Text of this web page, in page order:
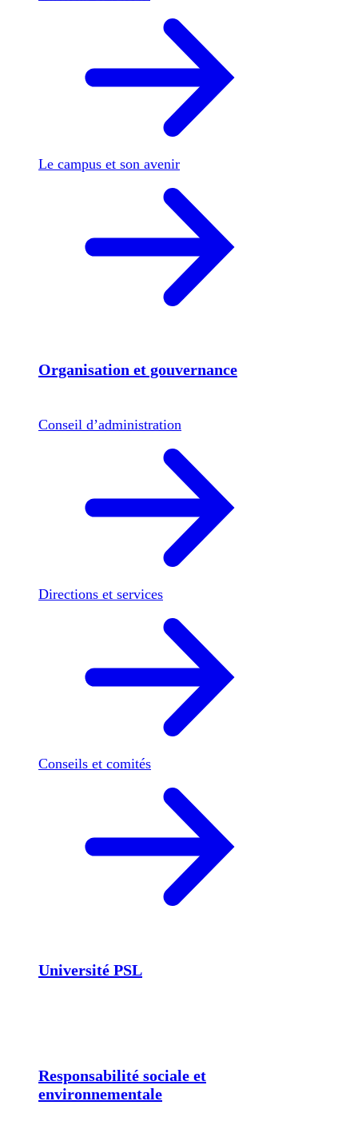
Le campus et son avenir
Organisation et gouvernance
Conseil d’administration
Directions et services
Conseils et comités
Université PSL
Responsabilité sociale et
environnementale